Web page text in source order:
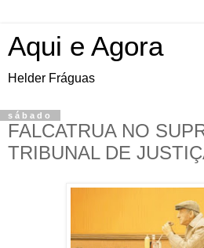
Aqui e Agora
Helder Fráguas
sábado
FALCATRUA NO
TRIBUNAL DE